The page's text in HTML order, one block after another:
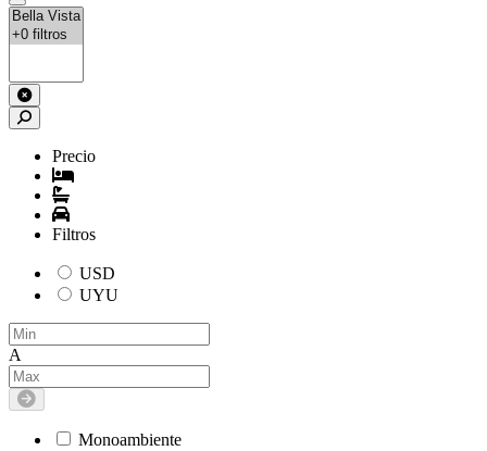
Precio
Filtros
USD
UYU
A
Monoambiente